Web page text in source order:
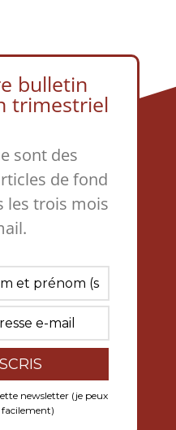
bulletin
trimestriel
sont des
de fond
les trois mois
newsletter (je peux
facilement)